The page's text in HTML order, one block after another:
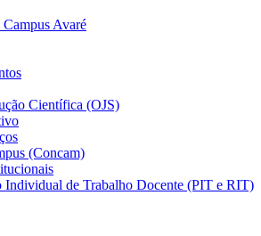
Campus Avaré
Científica (OJS)
(Concam)
Individual de Trabalho Docente (PIT e RIT)